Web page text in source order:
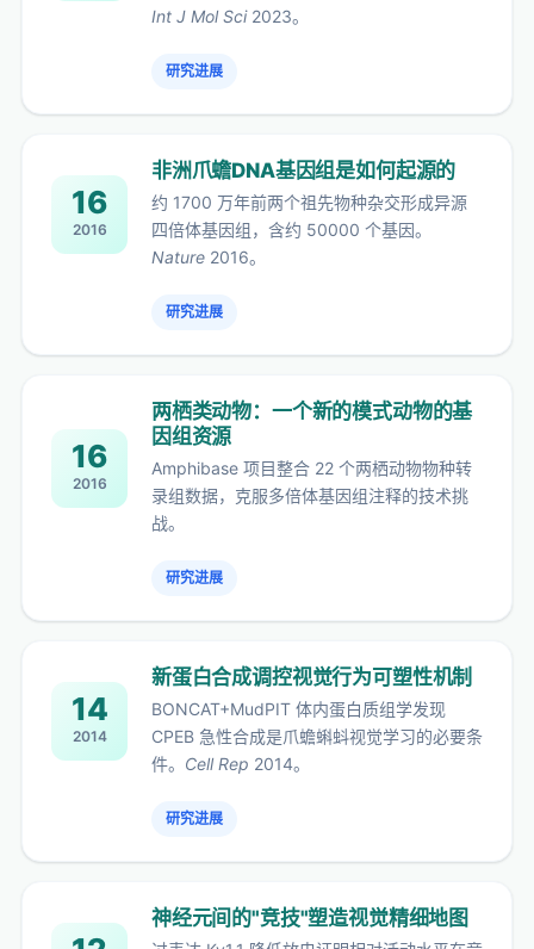
Int J Mol Sci2023。
研究进展
16
2016
非洲爪蟾DNA基因组是如何起源的
约 1700 万年前两个祖先物种杂交形成异源
四倍体基因组，含约 50000 个基因。
Nature 2016。
研究进展
16
2016
两栖类动物：一个新的模式动物的基
因组资源
Amphibase 项目整合 22 个两栖动物物种转
录组数据，克服多倍体基因组注释的技术挑
战。
研究进展
14
2014
新蛋白合成调控视觉行为可塑性机制
BONCAT+MudPIT 体内蛋白质组学发现
CPEB 急性合成是爪蟾蝌蚪视觉学习的必要条
件。 Cell Rep 2014。
研究进展
神经元间的"竞技"塑造视觉精细地图